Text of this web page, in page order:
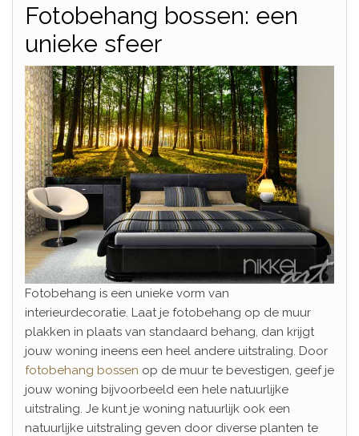
Fotobehang bossen: een
unieke sfeer
Fotobehang is een unieke vorm van
interieurdecoratie. Laat je fotobehang op de muur
plakken in plaats van standaard behang, dan krijgt
jouw woning ineens een heel andere uitstraling. Door
fotobehang bossen op de muur te bevestigen, geef je
jouw woning bijvoorbeeld een hele natuurlijke
uitstraling. Je kunt je woning natuurlijk ook een
natuurlijke uitstraling geven door diverse planten te